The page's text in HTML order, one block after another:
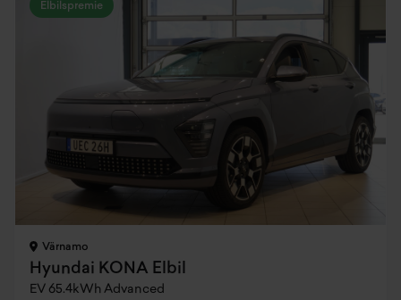
Elbilspremie
Värnamo
Hyundai KONA Elbil
EV 65.4kWh Advanced